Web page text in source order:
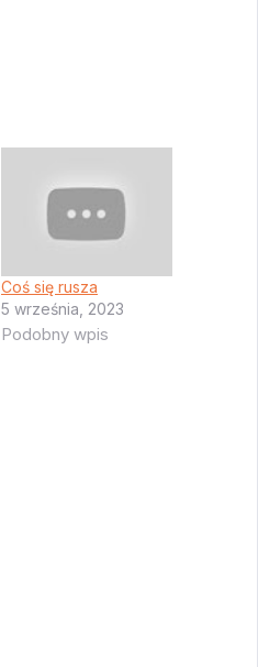
Coś się rusza
5 września, 2023
Podobny wpis